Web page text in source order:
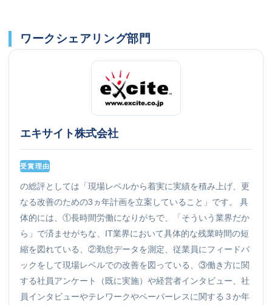
ワークシェアリング部門
エキサイト株式会社
受賞理由
の総評としては「現場レベルから着実に実績を積み上げ、更
なる改善のための3ヵ年計画を立案していること」です。 具
体的には、①長時間労働になりがちで、「そういう業界だか
ら」で済ませがちな、IT業界において具体的な残業時間の短
縮を図れている、②勤怠データを測定、従業員にフィードバ
ックをして現場レベルでの改善を図っている、③働き方に関
する社員アンケート（既に実施）や経営者インタビュー、社
員インタビューやテレワークやペーパーレスに関する３か年